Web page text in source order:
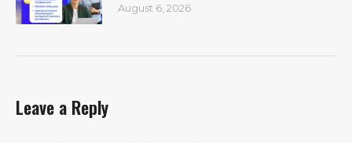
August 6, 2026
Leave a Reply